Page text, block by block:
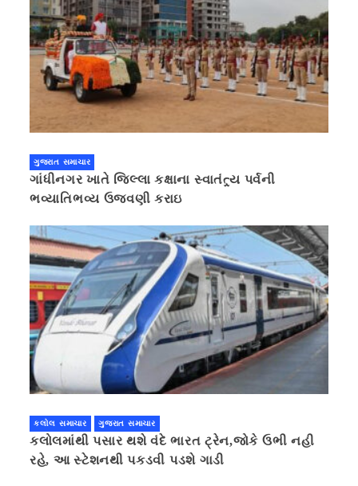
ગુજરાત સમાચાર
ગાંધીનગર ખાતે જિલ્લા કક્ષાના સ્વાતંત્ર્ય પર્વની
ભવ્યાતિભવ્ય ઉજવણી કરાઇ
કલોલ સમાચાર ગુજરાત સમાચાર
કલોલમાંથી પસાર થશે વંદે ભારત ટ્રેન,જોકે ઉભી નહી
રહે, આ સ્ટેશનથી પકડવી પડશે ગાડી